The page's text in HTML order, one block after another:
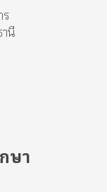
ร
นี
ษา